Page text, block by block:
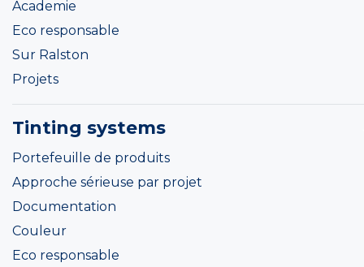
Academie
Eco responsable
Sur Ralston
Projets
Tinting systems
Portefeuille de produits
Approche sérieuse par projet
Documentation
Couleur
Eco responsable